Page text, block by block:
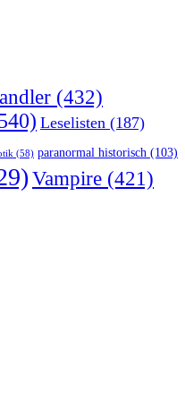
(432)
Leselisten (187)
(58) paranormal historisch (103)
Vampire (421)